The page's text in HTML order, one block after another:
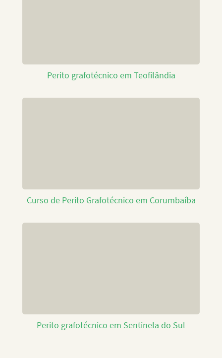
Perito grafotécnico em Teofilândia
Curso de Perito Grafotécnico em Corumbaíba
Perito grafotécnico em Sentinela do Sul